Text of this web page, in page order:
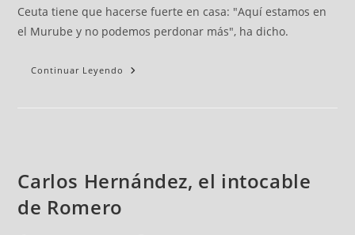
Ceuta tiene que hacerse fuerte en casa: "Aquí estamos en
el Murube y no podemos perdonar más", ha dicho.
Continuar Leyendo
Carlos Hernández, el intocable
de Romero